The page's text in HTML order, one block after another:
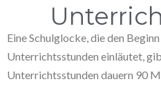
Eine Schulglocke, die den
Unterrichtsstunden einläutet,
Unterrichtsstunden dauern 90